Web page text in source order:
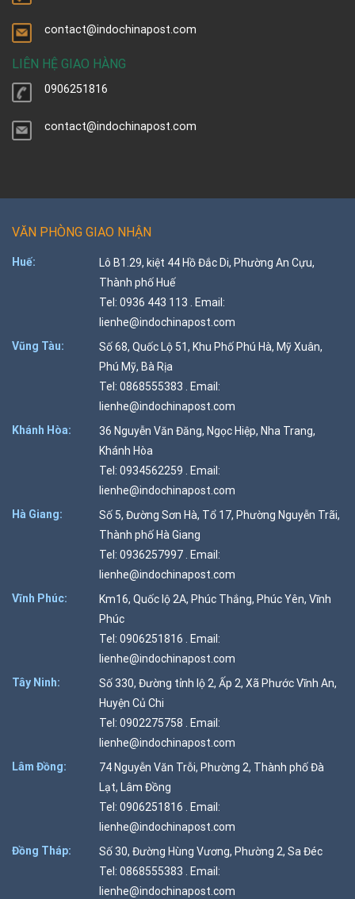
contact@indochinapost.com
LIÊN HỆ GIAO HÀNG
0906251816
contact@indochinapost.com
VĂN PHÒNG GIAO NHẬN
Huế:
Lô B1.29, kiệt 44 Hồ Đắc Di, Phường An Cựu,
Thành phố Huế
Tel: 0936 443 113 . Email:
lienhe@indochinapost.com
Vũng Tàu:
Số 68, Quốc Lộ 51, Khu Phố Phú Hà, Mỹ Xuân,
Phú Mỹ, Bà Rịa
Tel: 0868555383 . Email:
lienhe@indochinapost.com
Khánh Hòa:
36 Nguyễn Văn Đăng, Ngọc Hiệp, Nha Trang,
Khánh Hòa
Tel: 0934562259 . Email:
lienhe@indochinapost.com
Hà Giang:
Số 5, Đường Sơn Hà, Tổ 17, Phường Nguyễn Trãi,
Thành phố Hà Giang
Tel: 0936257997 . Email:
lienhe@indochinapost.com
Vĩnh Phúc:
Km16, Quốc lộ 2A, Phúc Thắng, Phúc Yên, Vĩnh
Phúc
Tel: 0906251816 . Email:
lienhe@indochinapost.com
Tây Ninh:
Số 330, Đường tỉnh lộ 2, Ấp 2, Xã Phước Vĩnh An,
Huyện Củ Chi
Tel: 0902275758 . Email:
lienhe@indochinapost.com
Lâm Đồng:
74 Nguyễn Văn Trỗi, Phường 2, Thành phố Đà
Lạt, Lâm Đồng
Tel: 0906251816 . Email:
lienhe@indochinapost.com
Đồng Tháp:
Số 30, Đường Hùng Vương, Phường 2, Sa Đéc
Tel: 0868555383 . Email:
lienhe@indochinapost.com